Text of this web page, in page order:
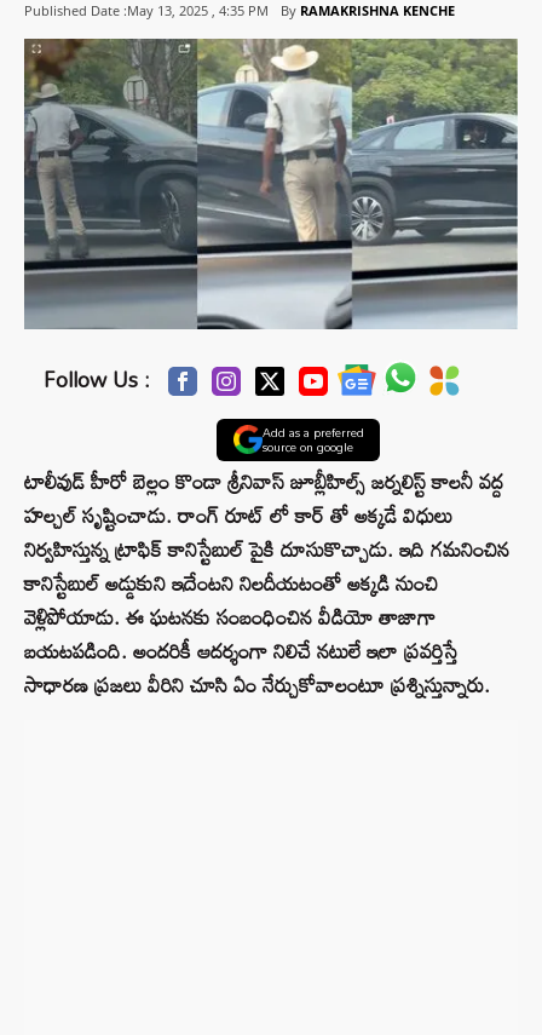
Published Date :May 13, 2025 , 4:35 PM By RAMAKRISHNA KENCHE
Follow Us :
Add as a preferred
source on google
టాలీవుడ్ హీరో బెల్లం కొండా శ్రీనివాస్ జూబ్లీహిల్స్ జర్నలిస్ట్ కాలనీ వద్ద
హల్చల్ సృష్టించాడు. రాంగ్ రూట్ లో కార్ తో అక్కడే విధులు
నిర్వహిస్తున్న ట్రాఫిక్ కానిస్టేబుల్ పైకి దూసుకొచ్చాడు. ఇది గమనించిన
కానిస్టేబుల్ అడ్డుకుని ఇదేంటని నిలదీయటంతో అక్కడి నుంచి
వెళ్లిపోయాడు. ఈ ఘటనకు సంబంధించిన వీడియో తాజాగా
బయటపడింది. అందరికీ ఆదర్శంగా నిలిచే నటులే ఇలా ప్రవర్తిస్తే
సాధారణ ప్రజలు వీరిని చూసి ఏం నేర్చుకోవాలంటూ ప్రశ్నిస్తున్నారు.